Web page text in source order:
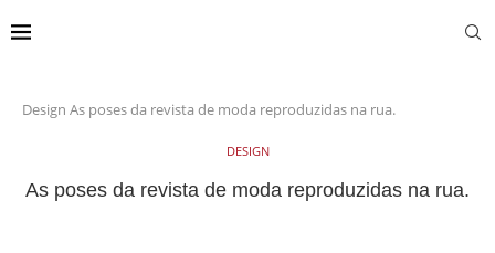
Design As poses da revista de moda reproduzidas na rua.
DESIGN
As poses da revista de moda reproduzidas na rua.